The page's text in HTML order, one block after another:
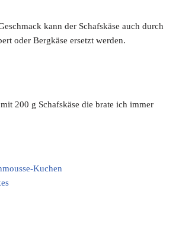
kann der Schafskäse auch durch
oder Bergkäse ersetzt werden.
200 g Schafskäse die brate ich immer
Kuchen